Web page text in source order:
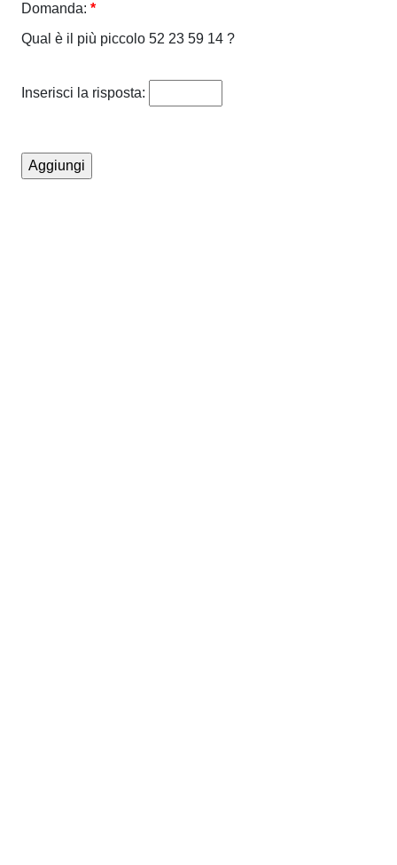
Domanda: *
Qual è il più piccolo 52 23 59 14 ?
Inserisci la risposta: